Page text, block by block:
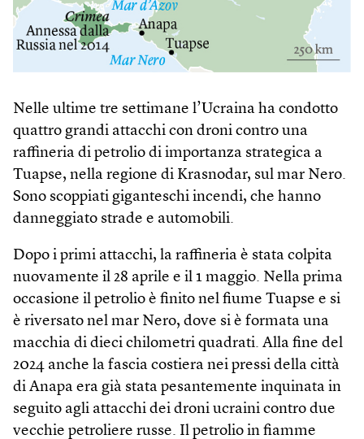
Nelle ultime tre settimane l’Ucraina ha condotto
quattro grandi attacchi con droni contro una
raffineria di petrolio di importanza strategica a
Tuapse, nella regione di Krasnodar, sul mar Nero.
Sono scoppiati giganteschi incendi, che hanno
danneggiato strade e automobili.
Dopo i primi attacchi, la raffineria è stata colpita
nuovamente il 28 aprile e il 1 maggio. Nella prima
occasione il petrolio è finito nel fiume Tuapse e si
è riversato nel mar Nero, dove si è formata una
macchia di dieci chilometri quadrati. Alla fine del
2024 anche la fascia costiera nei pressi della città
di Anapa era già stata pesantemente inquinata in
seguito agli attacchi dei droni ucraini contro due
vecchie petroliere russe. Il petrolio in fiamme